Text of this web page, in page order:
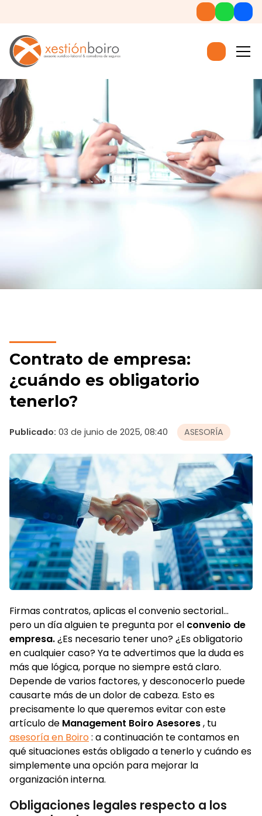
Contrato de empresa:
¿cuándo es obligatorio
tenerlo?
Publicado: 03 de junio de 2025, 08:40 ASESORÍA
Firmas contratos, aplicas el convenio sectorial...
pero un día alguien te pregunta por el convenio de
empresa.¿Es necesario tener uno? ¿Es obligatorio
en cualquier caso? Ya te advertimos que la duda es
más que lógica, porque no siempre está claro.
Depende de varios factores, y desconocerlo puede
causarte más de un dolor de cabeza. Esto es
precisamente lo que queremos evitar con este
artículo de Management Boiro Asesores, tu
asesoría en Boiro: a continuación te contamos en
qué situaciones estás obligado a tenerlo y cuándo es
simplemente una opción para mejorar la
organización interna.
Obligaciones legales respecto a los